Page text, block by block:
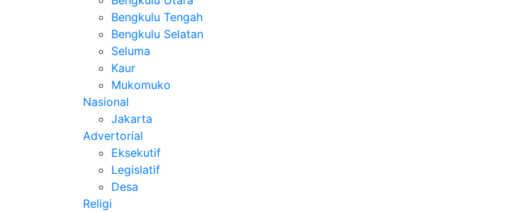
Bengkulu Tengah
Bengkulu Selatan
Seluma
Kaur
Mukomuko
Nasional
Jakarta
Advertorial
Eksekutif
Legislatif
Desa
Religi